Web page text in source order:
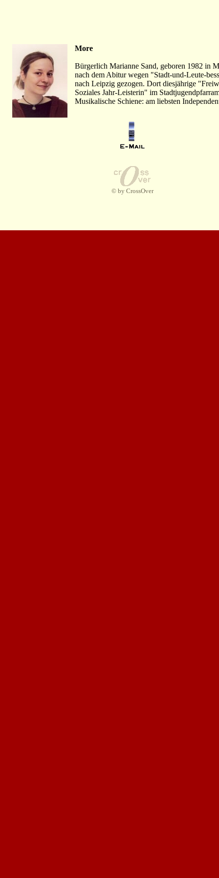
More
Bürgerlich Marianne Sand, geboren 1982 in
nach dem Abitur wegen "Stadt-und-Leute-
nach Leipzig gezogen. Dort diesjährige
Soziales Jahr-Leisterin" im
Musikalische Schiene: am liebsten
© by CrossOver